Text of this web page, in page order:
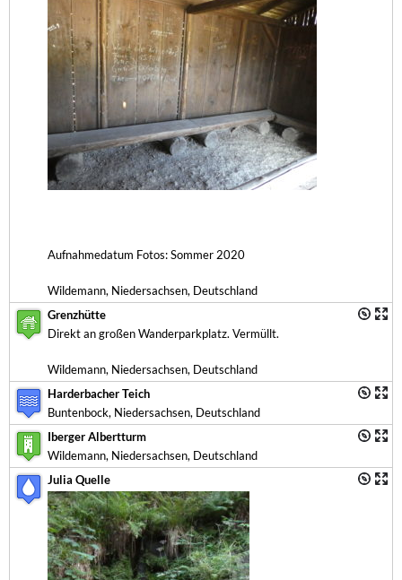
Aufnahmedatum Fotos: Sommer 2020
Wildemann, Niedersachsen, Deutschland
Grenzhütte
Direkt an großen Wanderparkplatz. Vermüllt.
Wildemann, Niedersachsen, Deutschland
Harderbacher Teich
Buntenbock, Niedersachsen, Deutschland
Iberger Albertturm
Wildemann, Niedersachsen, Deutschland
Julia Quelle